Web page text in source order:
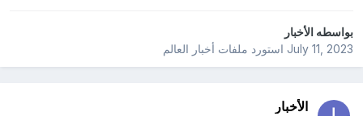
بواسطهالأخبار
July 11, 2023استورد ملفات أخبار العالم
الأخبار